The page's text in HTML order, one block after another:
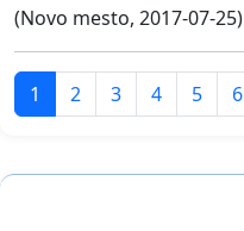
(Novo mesto, 2017-07-25)
1 2 3 4 5 6